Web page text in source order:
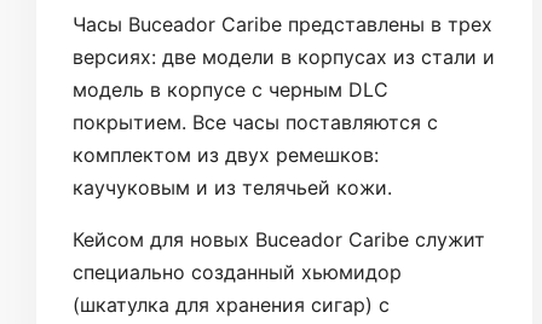
Часы Buceador Caribe представлены в трех
версиях: две модели в корпусах из стали и
модель в корпусе с черным DLC
покрытием. Все часы поставляются с
комплектом из двух ремешков:
каучуковым и из телячьей кожи.
Кейсом для новых Buceador Caribe служит
специально созданный хьюмидор
(шкатулка для хранения сигар) с